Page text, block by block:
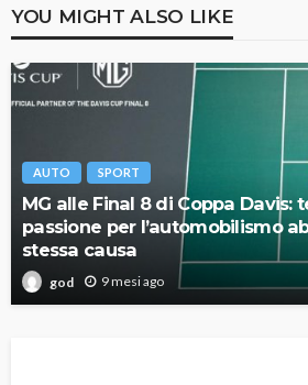
YOU MIGHT ALSO LIKE
AUTO SPORT
MG alle Final 8 di Coppa Davis:
passione per l’automobilismo
stessa causa
god 9 mesi ago